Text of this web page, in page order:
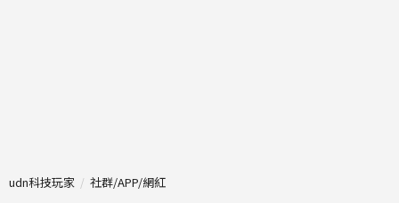
udn科技玩家 社群/APP/網紅